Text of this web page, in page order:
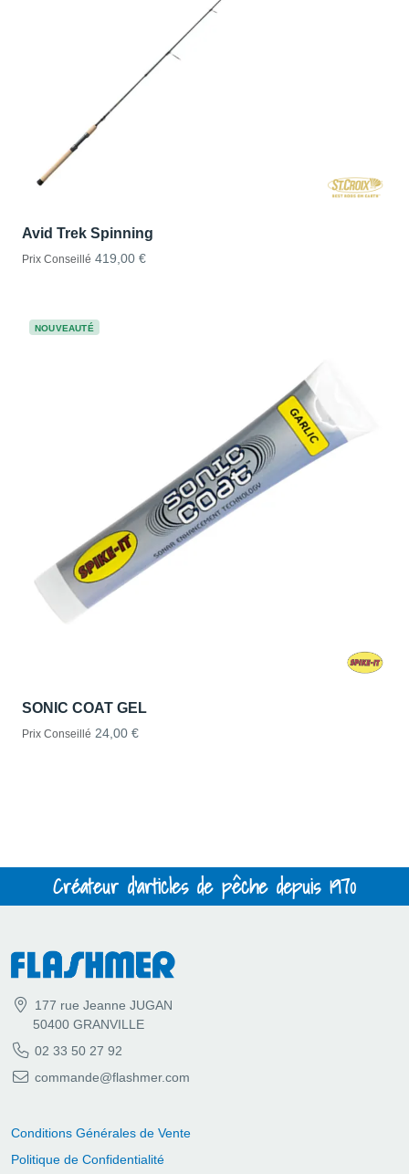
Avid Trek Spinning
Prix Conseillé 419,00 €
NOUVEAUTÉ
SONIC COAT GEL
Prix Conseillé 24,00 €
Créateur d'articles de pêche depuis 1970
177 rue Jeanne JUGAN
50400 GRANVILLE
02 33 50 27 92
commande@flashmer.com
Conditions Générales de Vente
Politique de Confidentialité